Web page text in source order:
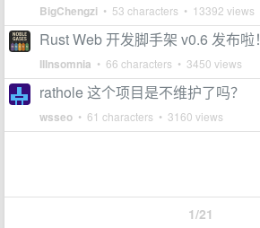
BigChengzi • 53 characters • 13392 views
Rust Web 开发脚手架 v0.6 发布啦！
IIInsomnia • 66 characters • 3450 views
rathole 这个项目是不维护了吗？
wsseo • 61 characters • 3160 views
1/21